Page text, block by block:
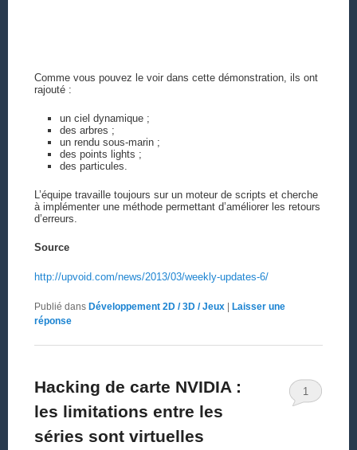
Comme vous pouvez le voir dans cette démonstration, ils ont
rajouté :
un ciel dynamique ;
des arbres ;
un rendu sous-marin ;
des points lights ;
des particules.
L’équipe travaille toujours sur un moteur de scripts et cherche
à implémenter une méthode permettant d’améliorer les retours
d’erreurs.
Source
http://upvoid.com/news/2013/03/weekly-updates-6/
Publié dans Développement 2D / 3D / Jeux | Laisser une
réponse
Hacking de carte NVIDIA :
les limitations entre les
séries sont virtuelles
1